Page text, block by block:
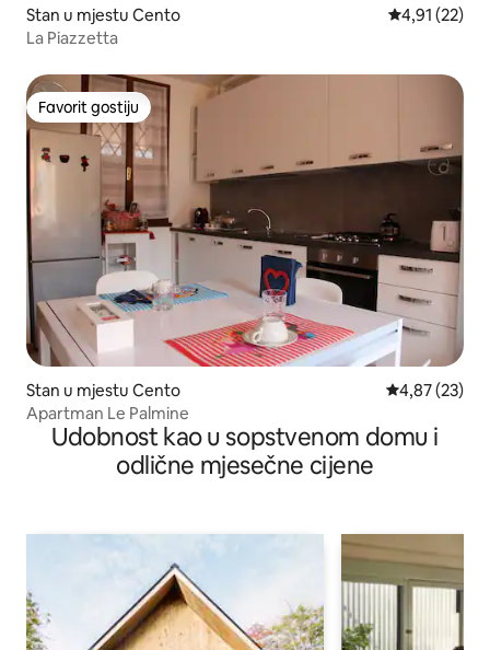
Stan u mjestu Cento prosječna
4,91 (22)
La Piazzetta
Favorit gostiju
Favorit gostiju
Stan u mjestu Cento prosječna
4,87 (23)
Apartman Le Palmine
Udobnost kao u sopstvenom domu i
odlične mjesečne cijene